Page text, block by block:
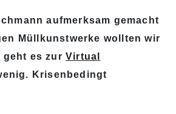
aufmerksam gemacht
Müllkunstwerke wollten wir
geht es zurVirtual
Krisenbedingt